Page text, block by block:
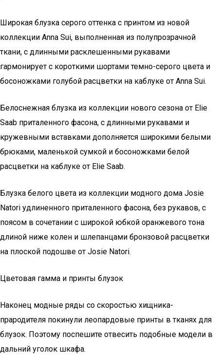
Широкая блузка серого оттенка с принтом из новой
коллекции Anna Sui, выполненная из полупрозрачной
ткани, с длинными расклешенными рукавами
гармонирует с короткими шортами темно-серого цвета и
босоножками голубой расцветки на каблуке от Anna Sui.
Белоснежная блузка из коллекции нового сезона от Elie
Saab приталенного фасона, с длинными рукавами и
кружевными вставками дополняется широкими белыми
брюками, маленькой сумкой и босоножками белой
расцветки на каблуке от Elie Saab.
Блузка белого цвета из коллекции модного дома Josie
Natori удлиненного приталенного фасона, без рукавов, с
поясом в сочетании с широкой юбкой оранжевого тона
длиной ниже колен и шлепанцами бронзовой расцветки
на плоской подошве от Josie Natori.
Цветовая гамма и принты блузок
Наконец модные ряды со скоростью хищника-
прародителя покинули леопардовые принты в тканях для
блузок. Поэтому поспешите отвесить подобные модели в
дальний уголок шкафа.